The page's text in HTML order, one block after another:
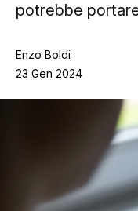
Contatti
potrebbe
Enzo Boldi
23 Gen 2024